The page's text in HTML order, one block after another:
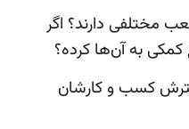
مختلفی دارند؟ اگر
به آن‌ها کرده؟
کسب و کارشان